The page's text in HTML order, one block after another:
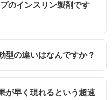
のインスリン製剤です
の違いはなんですか？
早く現れるという超速